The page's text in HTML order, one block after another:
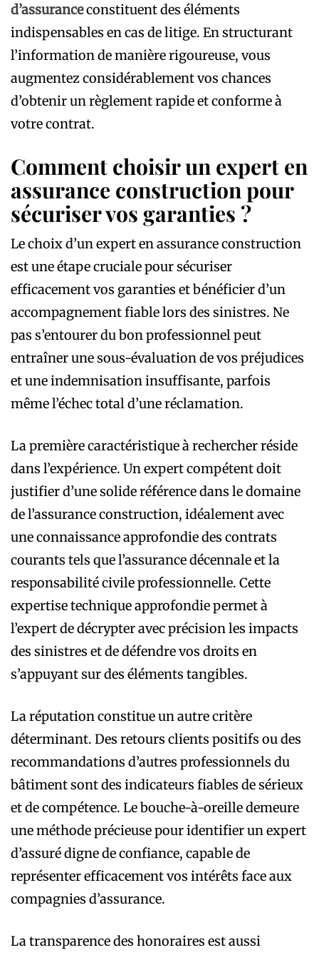
d’assuranceconstituent des éléments
indispensables en cas de litige. En structurant
l’information de manière rigoureuse, vous
augmentez considérablement vos chances
d’obtenir un règlement rapide et conforme à
votre contrat.
Comment choisir un expert en
assurance construction pour
sécuriser vos garanties ?
Le choix d’un expert en assurance construction
est une étape cruciale pour sécuriser
efficacement vos garanties et bénéficier d’un
accompagnement fiable lors des sinistres. Ne
pas s’entourer du bon professionnel peut
entraîner une sous-évaluation de vos préjudices
et une indemnisation insuffisante, parfois
même l’échec total d’une réclamation.
La première caractéristique à rechercher réside
dans l’expérience. Un expert compétent doit
justifier d’une solide référence dans le domaine
de l’assurance construction, idéalement avec
une connaissance approfondie des contrats
courants tels que l’assurance décennale et la
responsabilité civile professionnelle. Cette
expertise technique approfondie permet à
l’expert de décrypter avec précision les impacts
des sinistres et de défendre vos droits en
s’appuyant sur des éléments tangibles.
La réputation constitue un autre critère
déterminant. Des retours clients positifs ou des
recommandations d’autres professionnels du
bâtiment sont des indicateurs fiables de sérieux
et de compétence. Le bouche-à-oreille demeure
une méthode précieuse pour identifier un expert
d’assuré digne de confiance, capable de
représenter efficacement vos intérêts face aux
compagnies d’assurance.
La transparence des honoraires est aussi